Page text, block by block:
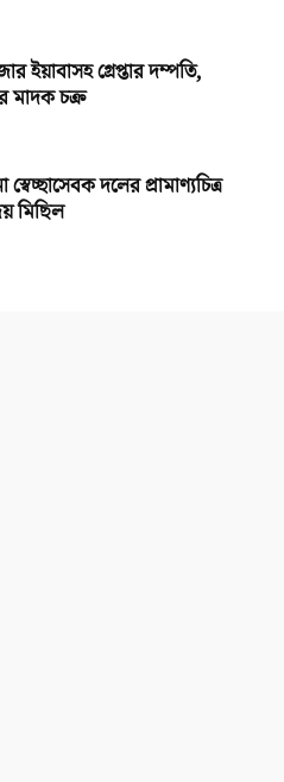
ইয়াবাসহ গ্রেপ্তার দম্পতি,
মাদক চক্র
দলের প্রামাণ্যচিত্র
মিছিল